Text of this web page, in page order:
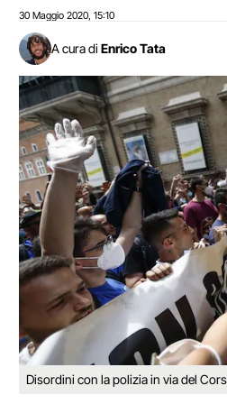
30 Maggio 2020 15:10
A cura di Enrico Tata
Disordini con la polizia in via del